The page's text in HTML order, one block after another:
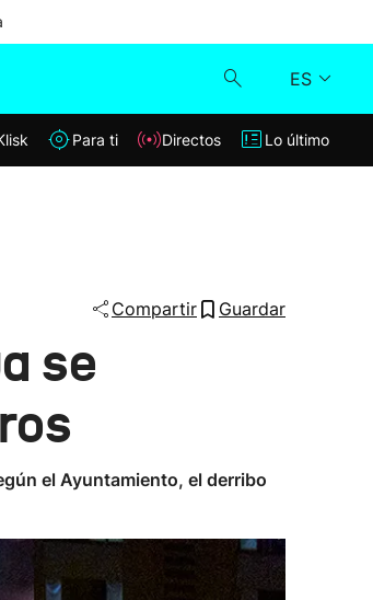
ES
Klisk
Para ti Directos Lo último
Compartir Guardar
se
el Ayuntamiento, el derribo